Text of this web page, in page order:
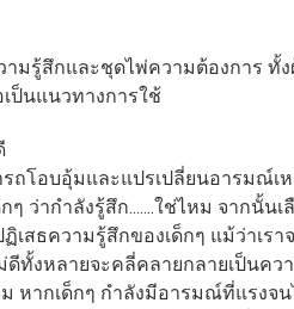
มรู้สึกและชุดไพ่ความต้องการ ทั้
ป็นแนวทางการใช้
ถโอบอุ้มและแปรเปลี่ยนอารมณ์เ
ๆ ว่ากำลังรู้สึก.......ใช่ไหม จากนั้
สธความรู้สึกของเด็กๆ แม้ว่าเรา
ทั้งหลายจะคลี่คลายกลายเป็นคว
ม หากเด็กๆ กำลังมีอารมณ์ที่แรง